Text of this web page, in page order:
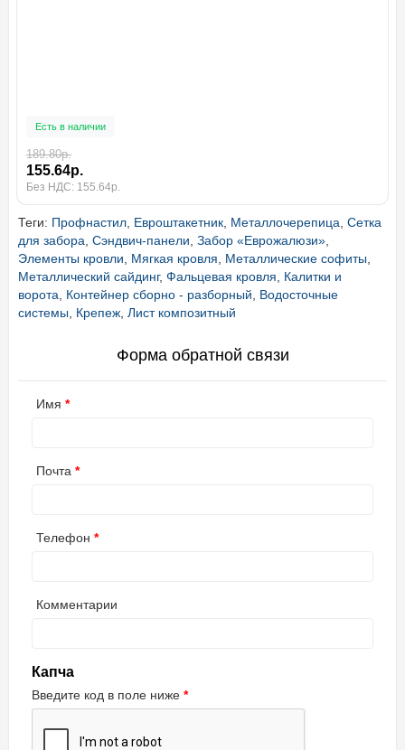
Есть в наличии
189.80р.
155.64р.
Без НДС: 155.64р.
Теги: Профнастил, Евроштакетник, Металлочерепица, Сетка
для забора, Сэндвич-панели, Забор «Еврожалюзи»,
Элементы кровли, Мягкая кровля, Металлические софиты,
Металлический сайдинг, Фальцевая кровля, Калитки и
ворота, Контейнер сборно - разборный, Водосточные
системы, Крепеж, Лист композитный
Форма обратной связи
Имя
Почта
Телефон
Комментарии
Капча
Введите код в поле ниже